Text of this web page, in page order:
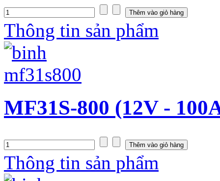
Thông tin sản phẩm
MF31S-800 (12V -
Thông tin sản phẩm